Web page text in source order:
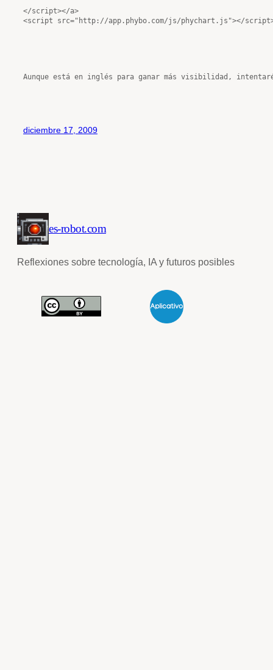
</script></a>
diciembre 17, 2009
es-robot.com
Reflexiones sobre tecnología, IA y futuros posibles